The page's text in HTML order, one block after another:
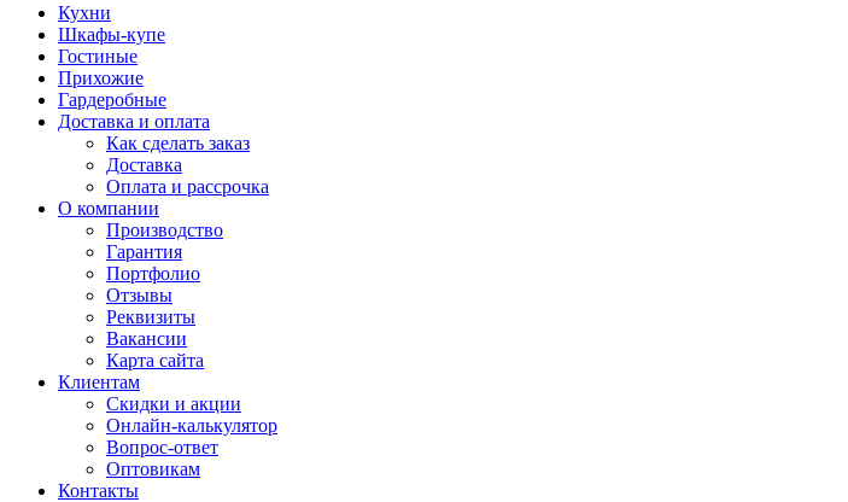
Кухни
Шкафы-купе
Гостиные
Прихожие
Гардеробные
Доставка и оплата
Как сделать заказ
Доставка
Оплата и рассрочка
О компании
Производство
Гарантия
Портфолио
Отзывы
Реквизиты
Вакансии
Карта сайта
Клиентам
Скидки и акции
Онлайн-калькулятор
Вопрос-ответ
Оптовикам
Контакты